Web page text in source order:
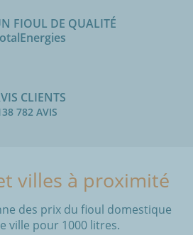
FIOUL DE QUALITÉ
CLIENTS
782 AVIS
villes à proximité
des prix du fioul domestique
ville pour 1000 litres.